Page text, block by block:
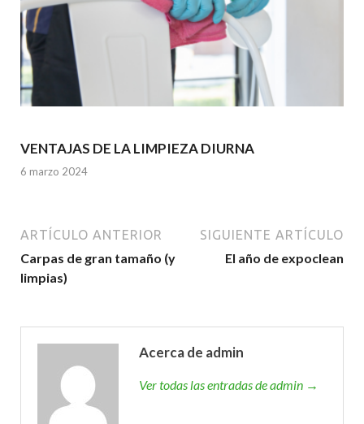
VENTAJAS DE LA LIMPIEZA DIURNA
6 marzo 2024
ARTÍCULO ANTERIOR
Carpas de gran tamaño (y
limpias)
SIGUIENTE ARTÍCULO
El año de expoclean
Acerca de admin
Ver todas las entradas de admin →